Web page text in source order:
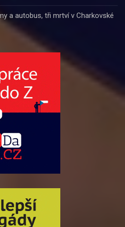
a autobus, tři mrtví v Charkovské